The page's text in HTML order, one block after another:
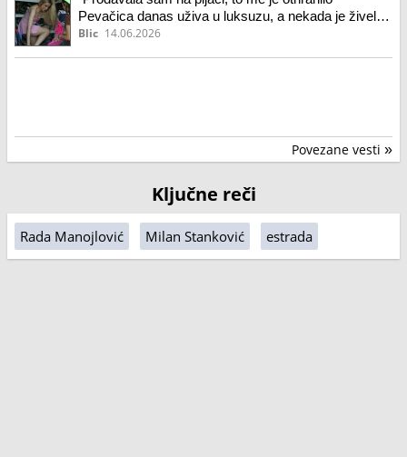
Pevačica danas uživa u luksuzu, a nekada je živela
na selu: "Ne stidim se toga"
Blic 14.06.2026
Povezane vesti »
Ključne reči
Rada Manojlović Milan Stanković estrada